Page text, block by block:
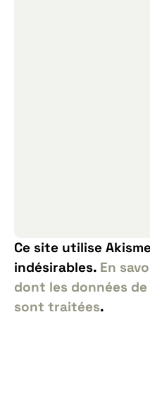
Ce site utilise
indésirables. En
dont les données
sont traitées.